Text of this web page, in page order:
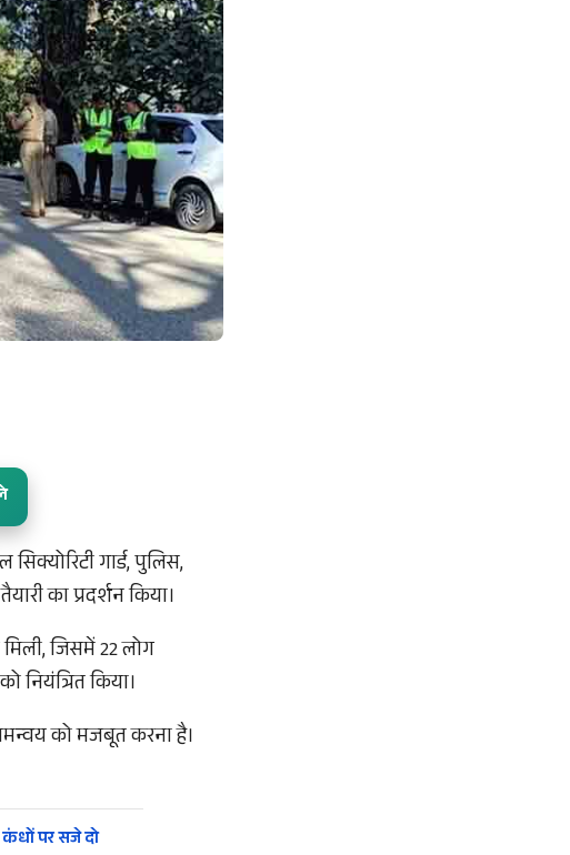
गार्ड, पुलिस,
का प्रदर्शन किया।
जिसमें 22 लोग
नियंत्रित किया।
को मजबूत करना है।
पर सजे दो